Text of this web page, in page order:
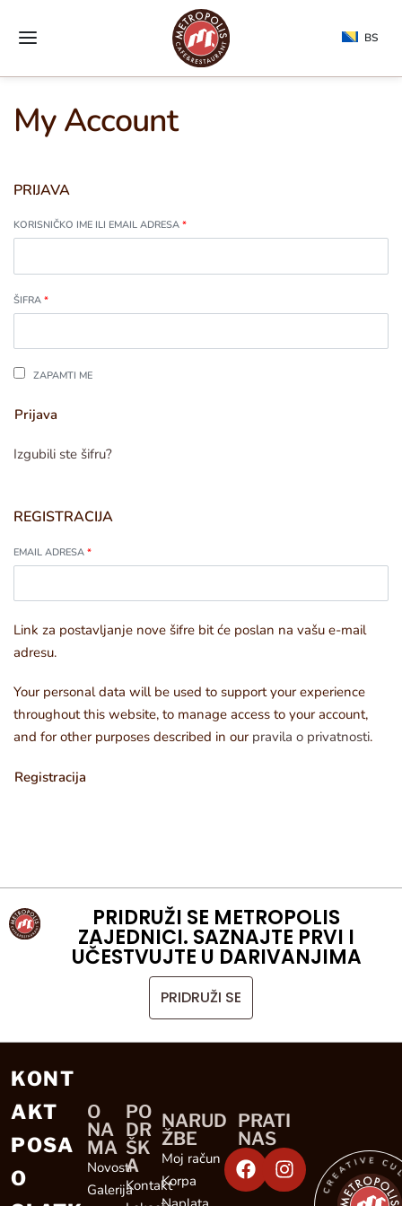
BS
My Account
PRIJAVA
KORISNIČKO IME ILI EMAIL ADRESA *
ŠIFRA *
ZAPAMTI ME
Prijava
Izgubili ste šifru?
REGISTRACIJA
EMAIL ADRESA *
Link za postavljanje nove šifre bit će poslan na vašu e-mail
adresu.
Your personal data will be used to support your experience
throughout this website, to manage access to your account,
and for other purposes described in our pravila o privatnosti.
Registracija
PRIDRUŽI SE METROPOLIS
ZAJEDNICI. SAZNAJTE PRVI I
UČESTVUJTE U DARIVANJIMA
PRIDRUŽI SE
KONT
AKT
POSA
O
O
NA
MA
Novosti
Galerija
PO
DR
ŠK
A
Kontakt
NARUD
ŽBE
Moj račun
Korpa
PRATI
NAS